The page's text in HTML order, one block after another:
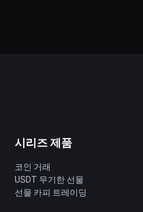
시리즈 제품
코인 거래
USDT 무기한 선물
선물 카피 트레이딩